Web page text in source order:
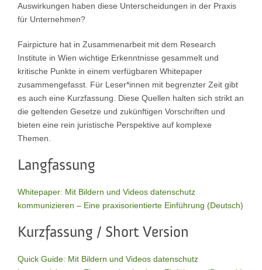
Auswirkungen haben diese Unterscheidungen in der Praxis
für Unternehmen?
Fairpicture hat in Zusammenarbeit mit dem Research
Institute in Wien wichtige Erkenntnisse gesammelt und
kritische Punkte in einem verfügbaren Whitepaper
zusammengefasst. Für Leser*innen mit begrenzter Zeit gibt
es auch eine Kurzfassung. Diese Quellen halten sich strikt an
die geltenden Gesetze und zukünftigen Vorschriften und
bieten eine rein juristische Perspektive auf komplexe
Themen.
Langfassung
Whitepaper: Mit Bildern und Videos datenschutz
kommunizieren – Eine praxisorientierte Einführung (Deutsch)
Kurzfassung / Short Version
Quick Guide: Mit Bildern und Videos datenschutz